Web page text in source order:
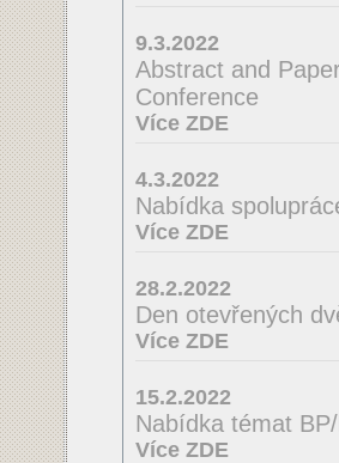
9.3.2022
Abstract and
Conference
Více ZDE
4.3.2022
Nabídka
Více ZDE
28.2.2022
Den otevřených
Více ZDE
15.2.2022
Nabídka témat
Více ZDE